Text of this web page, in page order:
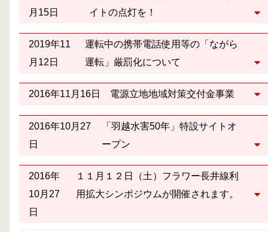
月15日
イトの点灯を！
2019年11
月12日
運転中の携帯電話使用等の「ながら
運転」厳罰化について
2016年11月16日 電源立地地域対策交付金事業
2016年10月27
日
「羽越水害50年」特設サイトオ
ープン
2016年
10月27
日
１１月１２日（土）フラワー長井線利
用拡大シンポジウムが開催されます。